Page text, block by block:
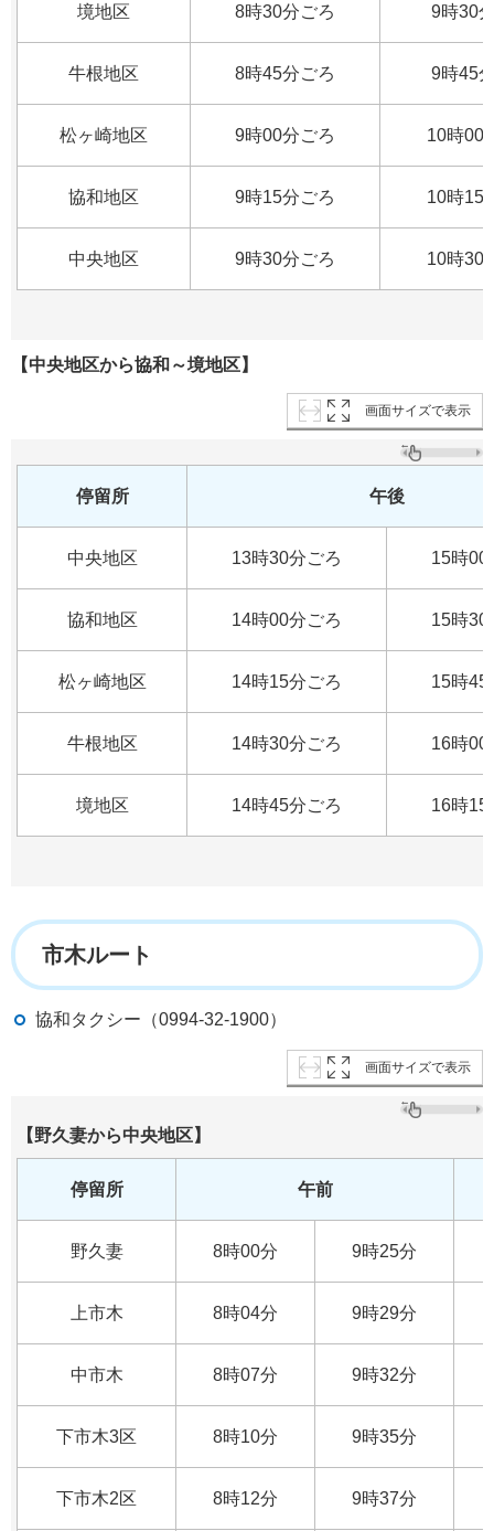
境地区 8時30分ごろ 9時30
牛根地区 8時45分ごろ 9時45
松ヶ崎地区 9時00分ごろ 10時00
協和地区 9時15分ごろ 10時15
中央地区 9時30分ごろ 10時30
【中央地区から協和～境地区】
画面サイズで表示
停留所 午後
中央地区 13時30分ごろ 15時00
協和地区 14時00分ごろ 15時30
松ヶ崎地区 14時15分ごろ 15時45
牛根地区 14時30分ごろ 16時00
境地区 14時45分ごろ 16時15
市木ルート
協和タクシー（0994-32-1900）
画面サイズで表示
【野久妻から中央地区】
停留所 午前
野久妻 8時00分 9時25分
上市木 8時04分 9時29分
中市木 8時07分 9時32分
下市木3区 8時10分 9時35分
下市木2区 8時12分 9時37分